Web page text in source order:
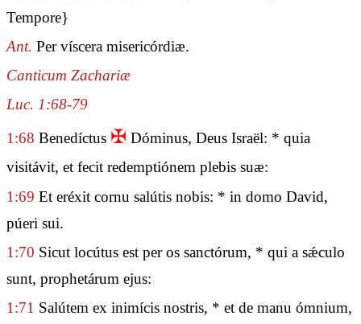
Tempore}
Ant. Per víscera misericórdiæ.
Canticum Zachariæ
Luc. 1:68-79
1:68 Benedíctus ✠ Dóminus, Deus Israël: * quia
visitávit, et fecit redemptiónem plebis suæ:
1:69 Et eréxit cornu salútis nobis: * in domo David,
púeri sui.
1:70 Sicut locútus est per os sanctórum, * qui a sǽculo
sunt, prophetárum ejus:
1:71 Salútem ex inimícis nostris, * et de manu ómnium,